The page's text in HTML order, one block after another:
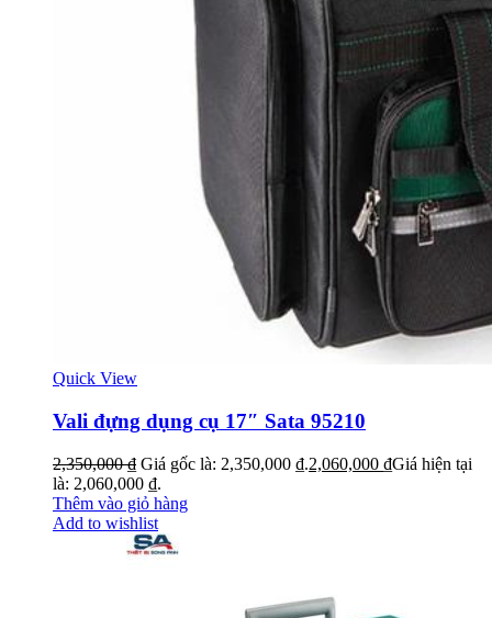
Quick View
Vali đựng dụng cụ 17″ Sata 95210
2,350,000₫ Giá gốc là: 2,350,000 ₫.2,060,000 ₫Giá hiện tại
là: 2,060,000 ₫.
Thêm vào giỏ hàng
Add to wishlist